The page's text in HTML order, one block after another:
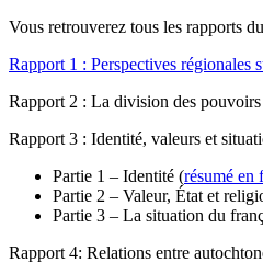
Vous retrouverez tous les rapports
Rapport 1 : Perspectives régionales
Rapport 2 : La division des pouvoirs
Rapport 3 : Identité, valeurs et
Partie 1 – Identité (résumé en
Partie 2 – Valeur, État et
Partie 3 – La situation du
Rapport 4: Relations entre